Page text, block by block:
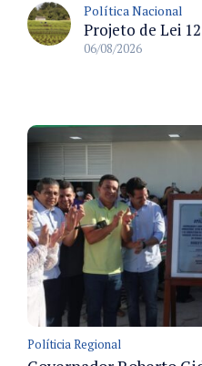
Política Nacional
06/08/2026
Políticia Regional